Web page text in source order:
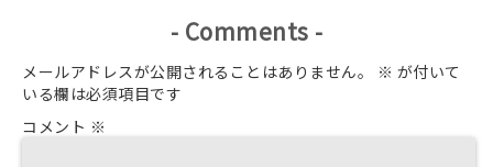
- Comments -
メールアドレスが公開されることはありません。 ※ が付いて
いる欄は必須項目です
コメント ※